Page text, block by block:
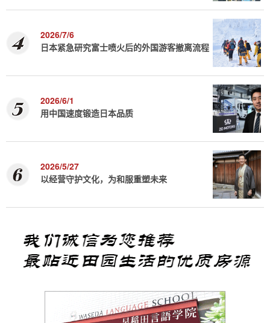
2026/7/6
日本紧急研究富士喷火后的外国游客撤离流程
2026/6/1
用中国速度锻造日本品质
2026/5/27
以经营守护文化，为和服重塑未来